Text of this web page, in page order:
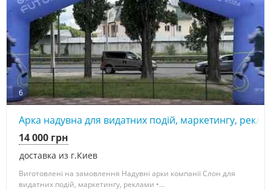
6
Арка надувна для видатних подій, маркетингу,
доставка из г.Киев
14 000 грн
Виготовлені на замовлення Надувні арки компанії Слон для
видатних подій, маркетингу, реклами •...